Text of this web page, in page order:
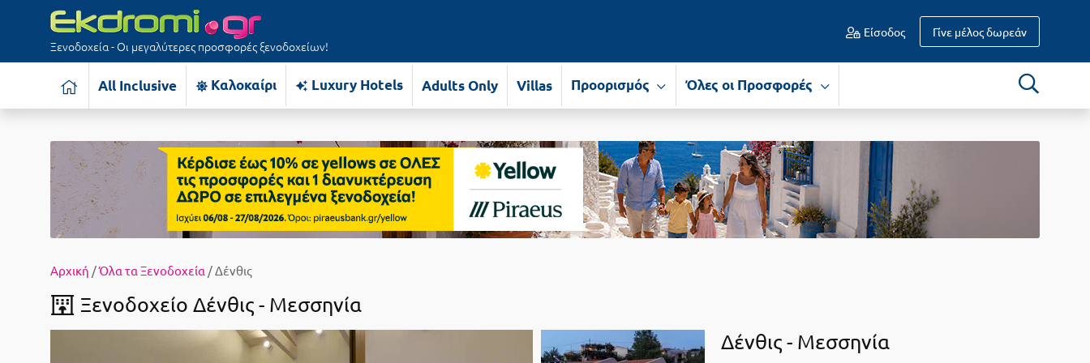
Ξενοδοχεία - Οι μεγαλύτερες προσφορές ξενοδοχείων!
Είσοδος Γίνε μέλος δωρεάν
All Inclusive Καλοκαίρι Luxury Hotels Adults Only Villas Προορισμός Όλες οι Προσφορές
Αρχική /Όλα τα Ξενοδοχεία / Δένθις
Ξενοδοχείο Δένθις - Μεσσηνία
Δένθις - Μεσσηνία